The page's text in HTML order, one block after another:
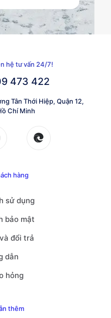
hệ tư vấn 24/7!
473 422
Tân Thới Hiệp, Quận 12,
Chí Minh
hàng
sử dụng
bảo mật
đổi trả
dẫn
hỏng
thêm